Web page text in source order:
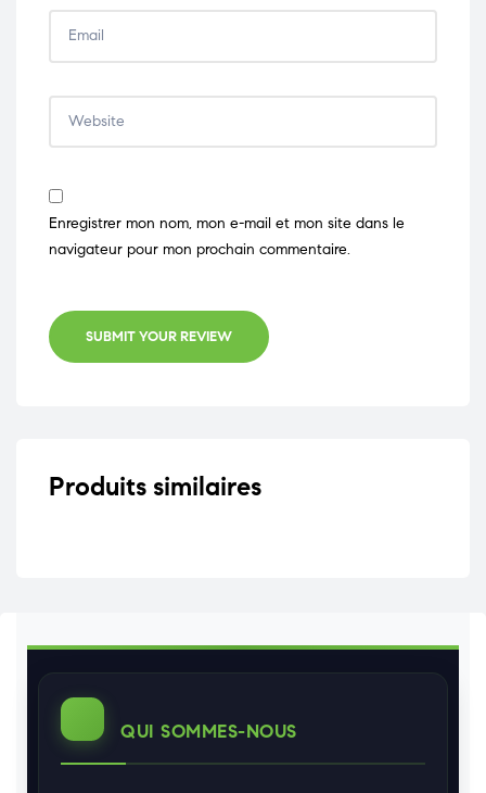
Enregistrer mon nom, mon e-mail et mon site dans le
navigateur pour mon prochain commentaire.
SUBMIT YOUR REVIEW
Produits similaires
QUI SOMMES-NOUS